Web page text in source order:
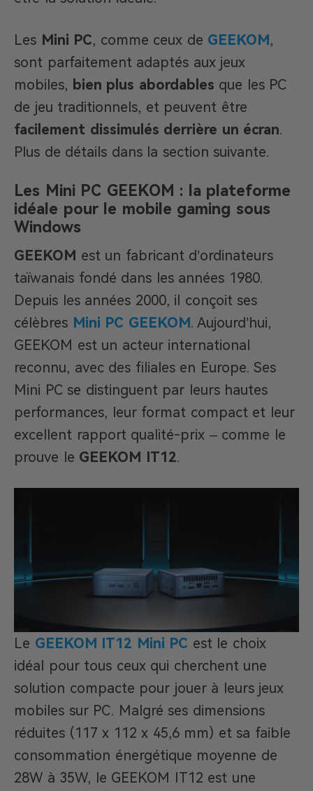
Les Mini PC, comme ceux de GEEKOM,
sont parfaitement adaptés aux jeux
mobiles, bien plus abordables que les PC
de jeu traditionnels, et peuvent être
facilement dissimulés derrière un écran.
Plus de détails dans la section suivante.
Les Mini PC GEEKOM : la plateforme
idéale pour le mobile gaming sous
Windows
GEEKOM est un fabricant d’ordinateurs
taïwanais fondé dans les années 1980.
Depuis les années 2000, il conçoit ses
célèbres Mini PC GEEKOM. Aujourd’hui,
GEEKOM est un acteur international
reconnu, avec des filiales en Europe. Ses
Mini PC se distinguent par leurs hautes
performances, leur format compact et leur
excellent rapport qualité-prix – comme le
prouve le GEEKOM IT12.
Le GEEKOM IT12 Mini PC est le choix
idéal pour tous ceux qui cherchent une
solution compacte pour jouer à leurs jeux
mobiles sur PC. Malgré ses dimensions
réduites (117 x 112 x 45,6 mm) et sa faible
consommation énergétique moyenne de
28W à 35W, le GEEKOM IT12 est une